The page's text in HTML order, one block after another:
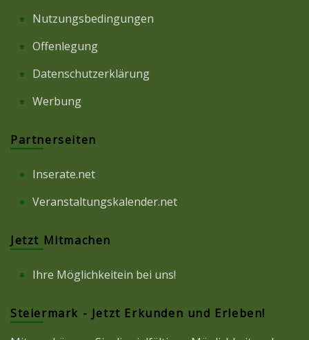
Nutzungsbedingungen
Offenlegung
Datenschutzerklärung
Werbung
Partnerseiten
Inserate.net
Veranstaltungskalender.net
Jetzt Mitmachen
Ihre Möglichkeitein bei uns!
Steiermark - Jetzt Erkunden und Erleben!